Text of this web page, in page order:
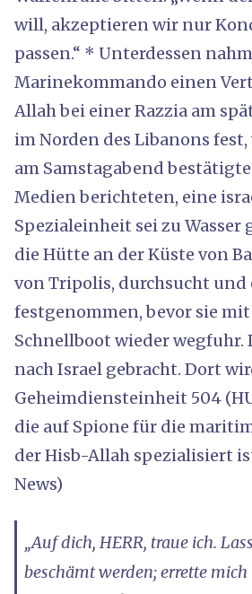
will, akzeptieren wir nur
passen.“ * Unterdessen
Marinekommando einen
Allah bei einer Razzia am
im Norden des Libanons
am Samstagabend
Medien berichteten, eine
Spezialeinheit sei zu Wasser
die Hütte an der Küste von
von Tripolis, durchsucht und
festgenommen, bevor sie
Schnellboot wieder wegfuhr.
nach Israel gebracht. Dort
Geheimdiensteinheit 504
die auf Spione für die
der Hisb-Allah spezialisiert
News)
„Auf dich, HERR, traue ich.
beschämt werden; errette